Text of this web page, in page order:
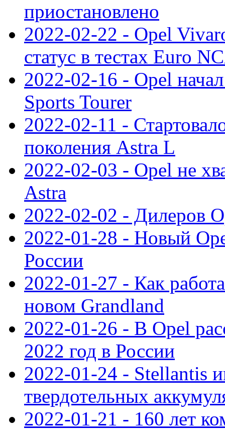
приостановлено
2022-02-22 - Opel
статус в тестах Euro
2022-02-16 - Opel
Sports Tourer
2022-02-11 -
поколения Astra L
2022-02-03 - Opel не
Astra
2022-02-02 - Дилеров
2022-01-28 - Новый
России
2022-01-27 - Как
новом Grandland
2022-01-26 - В Opel
2022 год в России
2022-01-24 - Stellantis
твердотельных
2022-01-21 - 160 лет